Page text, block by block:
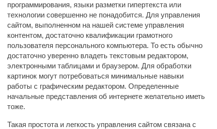
программирования, языки разметки гипертекста или
технологии совершенно не понадобится. Для управления
сайтом, выполненном на нашей системе управления
контентом, достаточно квалификации грамотного
пользователя персонального компьютера. То есть обычно
достаточно уверенно владеть текстовым редактором,
электронными таблицами и браузером. Для обработки
картинок могут потребоваться минимальные навыки
работы с графическим редактором. Определенные
начальные представления об интернете желательно иметь
тоже.
Такая простота и легкость управления сайтом связана с